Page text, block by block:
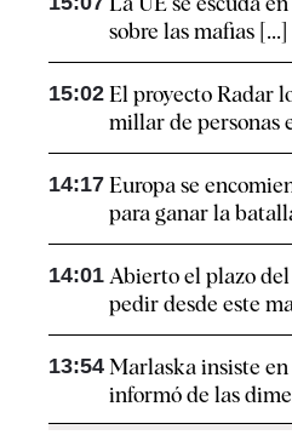
sobre las mafias [...]
15:02 El proyecto Radar
millar de personas
14:17 Europa se
para ganar la
14:01 Abierto el plazo
pedir desde este
13:54 Marlaska insiste
informó de las